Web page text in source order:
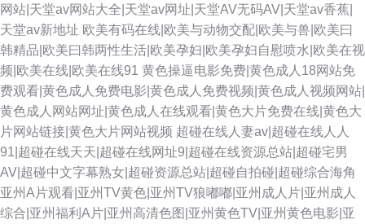
网站|天堂av网站大全|天堂av网址|天堂AV无码AV|天堂av香蕉|
天堂av新地址 欧美有码在线|欧美与动物交配|欧美与兽|欧美曰
韩精品|欧美曰韩两性生活|欧美孕妇|欧美孕妇自慰喷水|欧美在视
频|欧美在线|欧美在线91 黄色操逼电影免费|黄色成人18网站免
费观看|黄色成人免费电影|黄色成人免费视频|黄色成人视频网站|
黄色成人网站网址|黄色成人在线观看|黄色大片免费在线|黄色大
片网站链接|黄色大片网站视频 超碰在线人妻av|超碰在线人人
91|超碰在线天天|超碰在线网址9|超碰在线资源总站|超碰宅男
AV|超碰中文字幕熟女|超碰资源总站|超碰自拍碰|超碰综合海角
亚州A片观看|亚州TV黄色|亚州TV狼嘟嘟|亚州成人片|亚州成人
综合|亚州福利A片|亚州高清色图|亚州黄色TV|亚州黄色电影|亚